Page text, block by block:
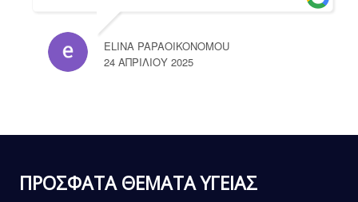
ELINA PAPAOIKONOMOU
24 ΑΠΡΙΛΊΟΥ 2025
ΠΡΟΣΦΑΤΑ ΘΕΜΑΤΑ ΥΓΕΙΑΣ